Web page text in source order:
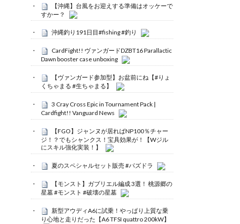
【沖縄】台風をお迎えする準備はオッケーで
すかー？
沖縄釣り191日目#fishing #釣り
CardFight!! ヴァンガードDZBT16 Parallactic
Dawn booster case unboxing
【ヴァンガード参加型】お盆前にね【#りょ
くちゃまる #生ちゃまる】
3 Cray Cross Epic in Tournament Pack |
Cardfight!! Vanguard News
【FGO】ジャンヌが居ればNP100％チャー
ジ！？でもシャンクス！宝具効果が！【Wジル
にスキル強化実装！】
夏のスペシャルセット販売 #パズドラ
【モンスト】ガブリエル編成 3選！ 桃源郷の
星墓 #モンスト #破壊の星墓
新型アウディA6に試乗！やっぱり上質な乗
り心地と走りだった【A6 TFSI quattro 200kW】